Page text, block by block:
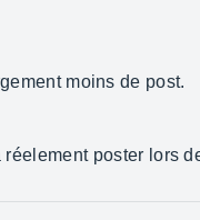
moins de post.
poster lors